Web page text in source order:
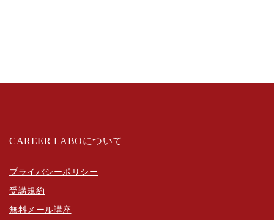
CAREER LABOについて
プライバシーポリシー
受講規約
無料メール講座